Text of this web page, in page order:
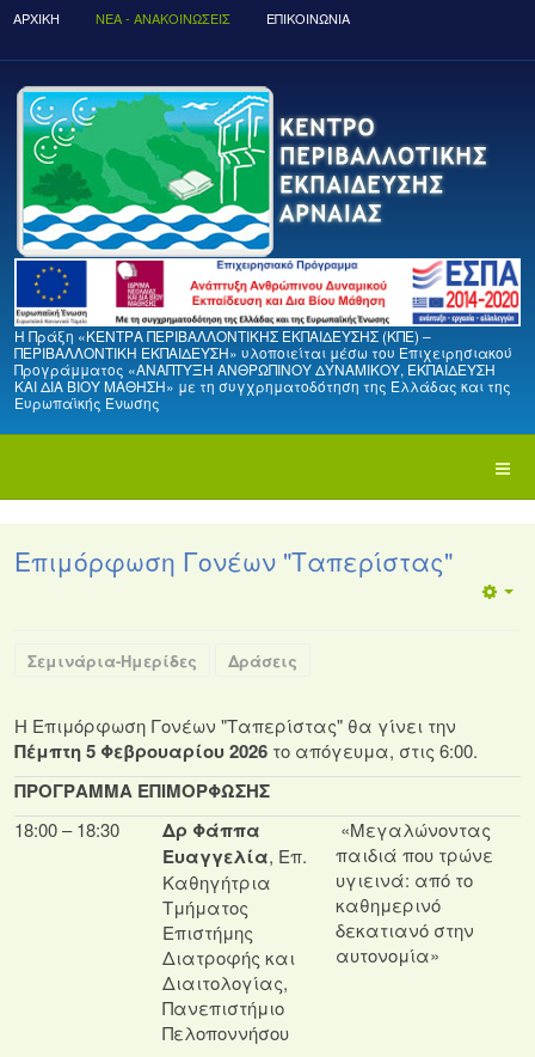
ΑΡΧΙΚΉ ΝΈΑ - ΑΝΑΚΟΙΝΏΣΕΙΣ ΕΠΙΚΟΙΝΩΝΙΑ
Η Πράξη «ΚΕΝΤΡΑ ΠΕΡΙΒΑΛΛΟΝΤΙΚΗΣ ΕΚΠΑΙΔΕΥΣΗΣ (ΚΠΕ) –
ΠΕΡΙΒΑΛΛΟΝΤΙΚΗ ΕΚΠΑΙΔΕΥΣΗ» υλοποιείται μέσω του Επιχειρησιακού
Προγράμματος «ΑΝΑΠΤΥΞΗ ΑΝΘΡΩΠΙΝΟΥ ΔΥΝΑΜΙΚΟΥ, ΕΚΠΑΙΔΕΥΣΗ
ΚΑΙ ΔΙΑ ΒΙΟΥ ΜΑΘΗΣΗ» με τη συγχρηματοδότηση της Ελλάδας και της
Ευρωπαϊκής Ένωσης
Επιμόρφωση Γονέων "Ταπερίστας"
Σεμινάρια-Ημερίδες Δράσεις
Η Επιμόρφωση Γονέων "Ταπερίστας" θα γίνει την
Πέμπτη 5 Φεβρουαρίου 2026 το απόγευμα, στις 6:00.
ΠΡΟΓΡΑΜΜΑ ΕΠΙΜΟΡΦΩΣΗΣ
18:00 – 18:30
Δρ Φάππα
Ευαγγελία, Επ.
Καθηγήτρια
Τμήματος
Επιστήμης
Διατροφής και
Διαιτολογίας,
Πανεπιστήμιο
Πελοποννήσου
«Μεγαλώνοντας
παιδιά που τρώνε
υγιεινά: από το
καθημερινό
δεκατιανό στην
αυτονομία»